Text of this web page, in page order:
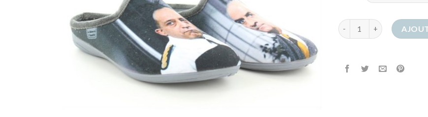
quantité de chausson